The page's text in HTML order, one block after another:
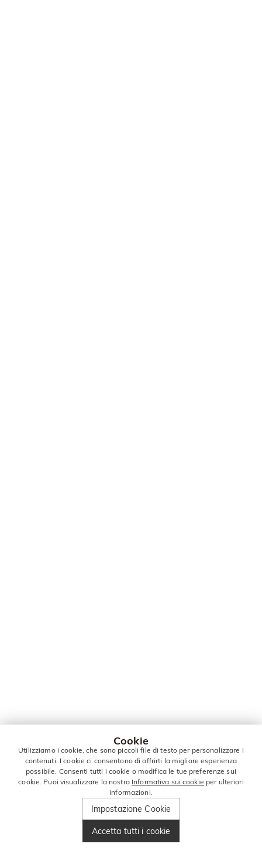
Cookie
Utilizziamo i cookie, che sono piccoli file di testo per personalizzare i
contenuti. I cookie ci consentono di offrirti la migliore esperienza
possibile. Consenti tutti i cookie o modifica le tue preferenze sui
cookie. Puoi visualizzare la nostra Informativa sui cookie per ulteriori
informazioni.
Impostazione Cookie
Accetta tutti i cookie